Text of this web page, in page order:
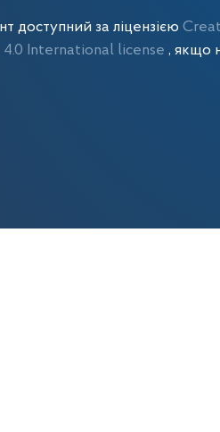
доступний за ліцензією
International license, якщо